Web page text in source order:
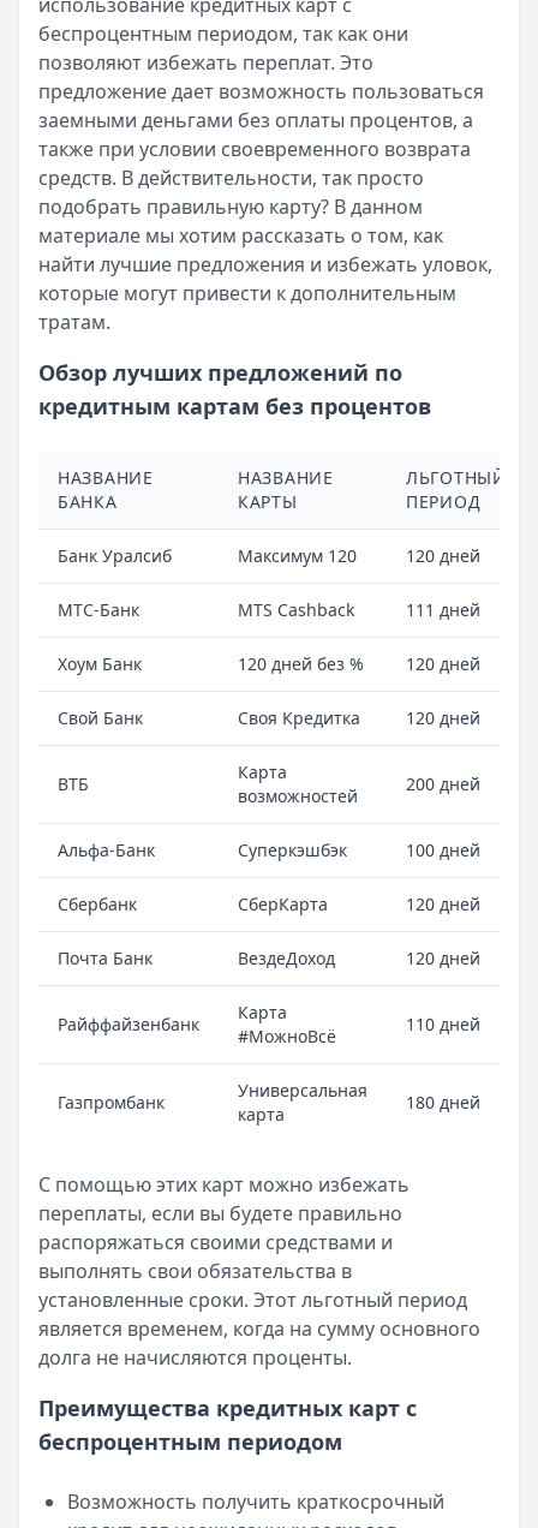
беспроцентным периодом, так как они
позволяют избежать переплат. Это
предложение дает возможность пользоваться
заемными деньгами без оплаты процентов, а
также при условии своевременного возврата
средств. В действительности, так просто
подобрать правильную карту? В данном
материале мы хотим рассказать о том, как
найти лучшие предложения и избежать уловок,
которые могут привести к дополнительным
тратам.
Обзор лучших предложений по
кредитным картам без процентов
НАЗВАНИЕ
БАНКА
НАЗВАНИЕ
КАРТЫ
ЛЬГОТНЫЙ
ПЕРИОД
Банк Уралсиб Максимум 120 120 дней
МТС-Банк MTS Cashback 111 дней
Хоум Банк 120 дней без % 120 дней
Свой Банк Своя Кредитка 120 дней
ВТБ
Карта
возможностей
200 дней
Альфа-Банк Суперкэшбэк 100 дней
Сбербанк СберКарта 120 дней
Почта Банк ВездеДоход 120 дней
Райффайзенбанк
Карта
#МожноВсё
110 дней
Газпромбанк
Универсальная
карта
180 дней
С помощью этих карт можно избежать
переплаты, если вы будете правильно
распоряжаться своими средствами и
выполнять свои обязательства в
установленные сроки. Этот льготный период
является временем, когда на сумму основного
долга не начисляются проценты.
Преимущества кредитных карт с
беспроцентным периодом
Возможность получить краткосрочный